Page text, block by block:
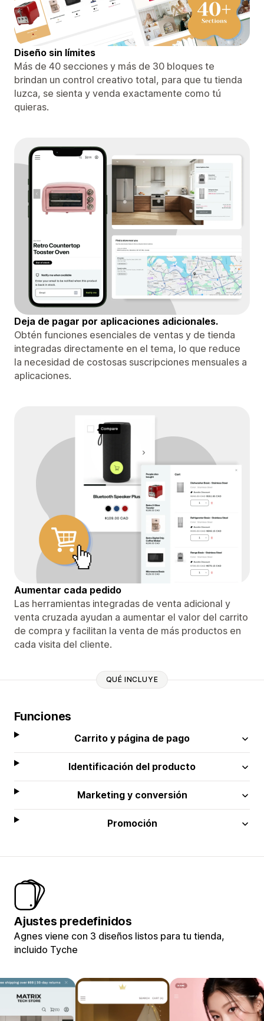
Diseño sin límites
Más de 40 secciones y más de 30 bloques te
brindan un control creativo total, para que tu tienda
luzca, se sienta y venda exactamente como tú
quieras.
Deja de pagar por aplicaciones adicionales.
Obtén funciones esenciales de ventas y de tienda
integradas directamente en el tema, lo que reduce
la necesidad de costosas suscripciones mensuales a
aplicaciones.
Aumentar cada pedido
Las herramientas integradas de venta adicional y
venta cruzada ayudan a aumentar el valor del carrito
de compra y facilitan la venta de más productos en
cada visita del cliente.
QUÉ INCLUYE
Funciones
Carrito y página de pago
Identificación del producto
Marketing y conversión
Promoción
Ajustes predefinidos
Agnes viene con 3 diseños listos para tu tienda,
incluido Tyche